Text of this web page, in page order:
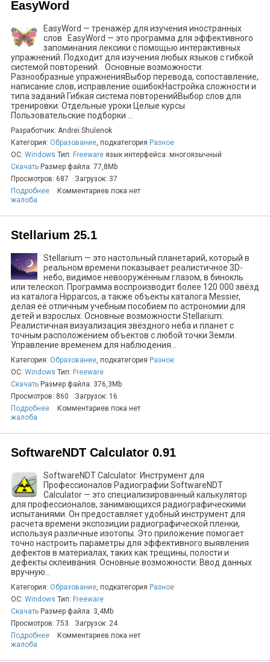
EasyWord
EasyWord — тренажёр для изучения иностранных
слов EasyWord — это программа для эффективного
запоминания лексики с помощью интерактивных
упражнений. Подходит для изучения любых языков с гибкой
системой повторений. Основные возможности:
Разнообразные упражненияВыбор перевода, сопоставление,
написание слов, исправление ошибокНастройка сложности и
типа заданий Гибкая система повторенийВыбор слов для
тренировки: Отдельные уроки Целые курсы
Пользовательские подборки ...
Разработчик: Andrei Shulenok
Категория: Образование, подкатегория Разное
ОС: Windows Тип: Freeware язык интерфейса: многоязычный
Скачать Размер файла: 77,8Mb
Просмотров: 687
Загрузок: 37
Подробнее
Комментариев пока нет
жалоба
Stellarium 25.1
Stellarium — это настольный планетарий, который в
реальном времени показывает реалистичное 3D-
небо, видимое невооружённым глазом, в бинокль
или телескоп. Программа воспроизводит более 120 000 звёзд
из каталога Hipparcos, а также объекты каталога Messier,
делая её отличным учебным пособием по астрономии для
детей и взрослых. Основные возможности Stellarium:
Реалистичная визуализация звёздного неба и планет с
точным расположением объектов с любой точки Земли.
Управление временем для наблюдения...
Категория: Образование, подкатегория Разное
ОС: Windows Тип: Freeware
Скачать Размер файла: 376,3Mb
Просмотров: 860
Загрузок: 16
Подробнее
Комментариев пока нет
жалоба
SoftwareNDT Calculator 0.91
SoftwareNDT Calculator: Инструмент для
Профессионалов Радиографии SoftwareNDT
Calculator — это специализированный калькулятор
для профессионалов, занимающихся радиографическими
испытаниями. Он предоставляет удобный инструмент для
расчета времени экспозиции радиографической пленки,
используя различные изотопы. Это приложение помогает
точно настроить параметры для эффективного выявления
дефектов в материалах, таких как трещины, полости и
дефекты склеивания. Основные возможности: Ввод данных
вручную...
Категория: Образование, подкатегория Разное
ОС: Windows Тип: Freeware
Скачать Размер файла: 3,4Mb
Просмотров: 753
Загрузок: 24
Подробнее
Комментариев пока нет
жалоба